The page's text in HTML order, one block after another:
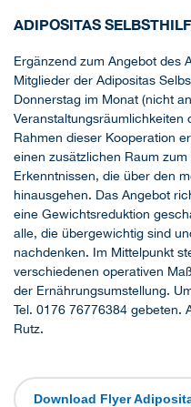
ADIPOSITAS
Ergänzend zum Angebot des
Mitglieder der Adipositas
Donnerstag im Monat (nicht
Veranstaltungsräumlichkeiten
Rahmen dieser Kooperation
einen zusätzlichen Raum
Erkenntnissen, die über den
hinausgehen. Das Angebot
eine Gewichtsreduktion
alle, die übergewichtig sind
nachdenken. Im Mittelpunkt
verschiedenen operativen
der Ernährungsumstellung.
Tel. 0176 76776384 gebeten.
Rutz.
Download Flyer